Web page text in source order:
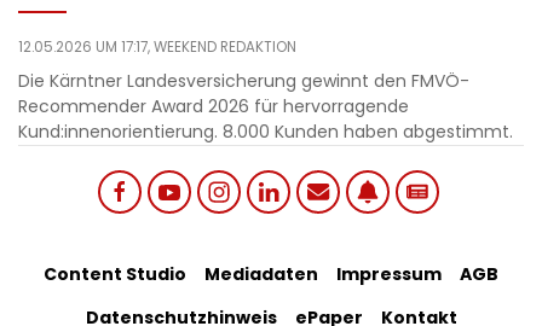
12.05.2026 UM 17:17,WEEKEND REDAKTION
Die Kärntner Landesversicherung gewinnt den FMVÖ-
Recommender Award 2026 für hervorragende
Kund:innenorientierung. 8.000 Kunden haben abgestimmt.
links
Footer
Content Studio Mediadaten Impressum
AGB
Datenschutzhinweis
ePaper Kontakt